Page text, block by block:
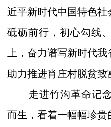
近平新时代中国特色社
砥砺前行，初心勾线
上，奋力谱写新时代
助力推进肖庄村脱贫致
走进竹沟革命记
而生，看着一幅幅珍贵